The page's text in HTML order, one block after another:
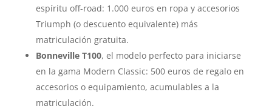
espíritu off-road: 1.000 euros en ropa y accesorios
Triumph (o descuento equivalente) más
matriculación gratuita.
Bonneville T100, el modelo perfecto para iniciarse
en la gama Modern Classic: 500 euros de regalo en
accesorios o equipamiento, acumulables a la
matriculación.